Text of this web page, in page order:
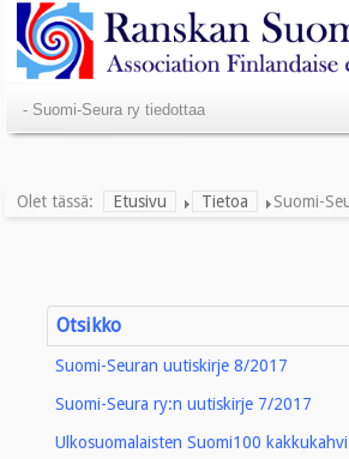
Olet tässä: Etusivu Tietoa Suomi-
Otsikko
Suomi-Seuran uutiskirje 8/2017
Suomi-Seura ry:n uutiskirje 7/2017
Ulkosuomalaisten Suomi100 kakkukahvi